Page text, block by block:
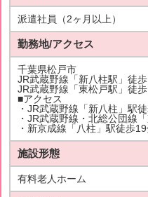
派遣社員（2ヶ月以上）
勤務地/アクセス
千葉県松戸市
JR武蔵野線「新八柱駅」徒
JR武蔵野線「東松戸駅」徒
■アクセス
・JR武蔵野線「新八柱」駅
・JR武蔵野線・北総公団線
・新京成線「八柱」駅徒歩
施設形態
有料老人ホーム